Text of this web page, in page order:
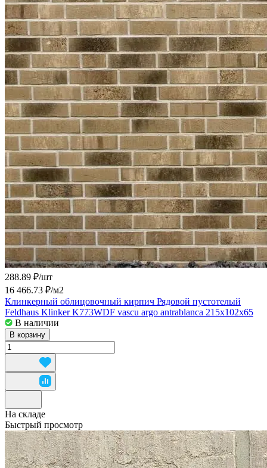
288.89 ₽/шт
16 466.73 ₽/м2
Клинкерный облицовочный кирпич Рядовой пустотелый
Feldhaus Klinker K773WDF vascu argo antrablanca 215x102x65
В наличии
В корзину
На складе
Быстрый просмотр